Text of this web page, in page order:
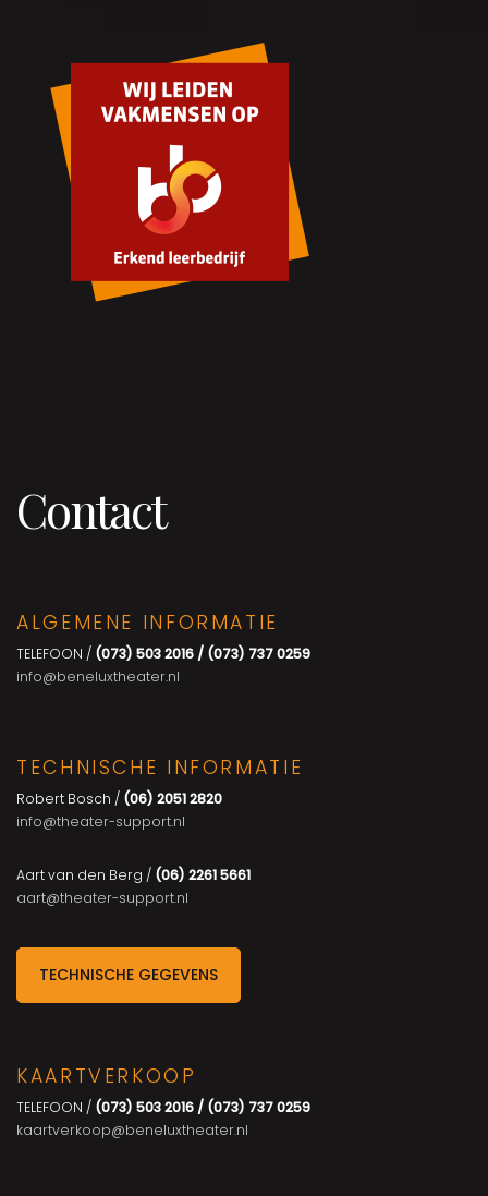
Contact
ALGEMENE INFORMATIE
TELEFOON / (073) 503 2016 / (073) 737 0259
info@beneluxtheater.nl
TECHNISCHE INFORMATIE
Robert Bosch / (06) 2051 2820
info@theater-support.nl
Aart van den Berg / (06) 2261 5661
aart@theater-support.nl
TECHNISCHE GEGEVENS
KAARTVERKOOP
TELEFOON / (073) 503 2016 / (073) 737 0259
kaartverkoop@beneluxtheater.nl